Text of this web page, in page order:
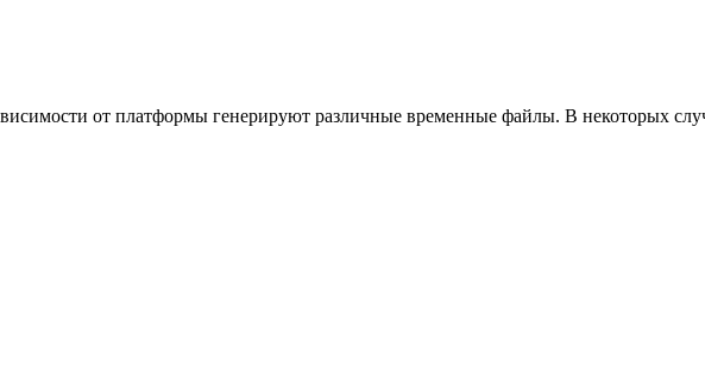
от платформы генерируют различные временные файлы. В некоторых